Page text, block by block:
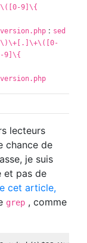
9]\{‌​
: sed
9]\{‌​
lecteurs
chance de
je suis
et pas de
cet article,
grep, comme